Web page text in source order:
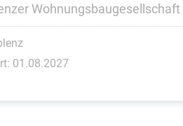
Wohnungsbaugesellschaft
01.08.2027